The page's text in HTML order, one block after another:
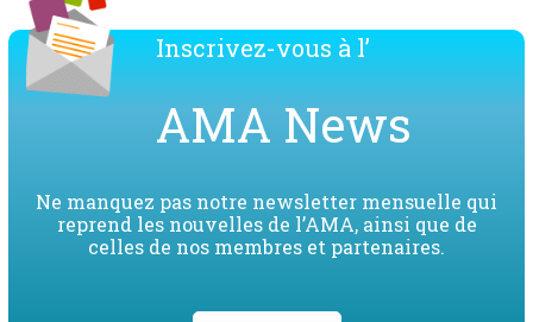
Inscrivez-vous à l’
AMA News
Ne manquez pas notre newsletter mensuelle qui
reprend les nouvelles de l’AMA, ainsi que de
celles de nos membres et partenaires.